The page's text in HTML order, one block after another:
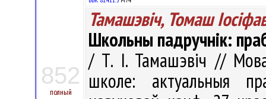
852
полный
Тамашэвіч, Томаш
Школьны падручнік:
/ Т. І. Тамашэвіч //
школе: актуальныя